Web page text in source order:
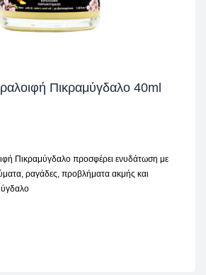
Πικραμύγδαλο 40ml
Πικραμύγδαλο προσφέρει ενυδάτωση με
ραγάδες, προβλήματα ακμής και